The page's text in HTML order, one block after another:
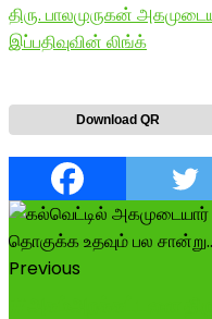
திரு. பாலமுருகன்
இப்பதிவுவின் லிங்க்
Download QR
Previous